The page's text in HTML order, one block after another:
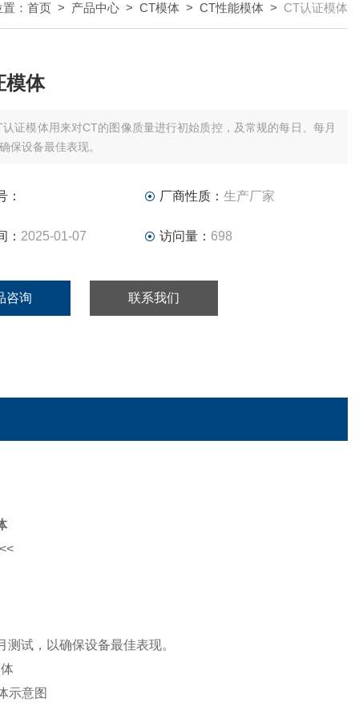
： 首页 > 产品中心 > CT模体 > CT性能模体 > CT认证模体
模体
认证模体用来对CT的图像质量进行初始质控，及常规的每日、每月
保设备最佳表现。
： 厂商性质： 生产厂家
： 2025-01-07 访问量： 698
咨询 联系我们
试，以确保设备最佳表现。
示意图